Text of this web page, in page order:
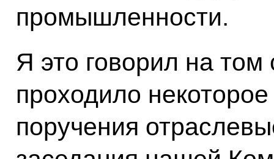
промышленности.
Я это говорил на
проходило
поручения